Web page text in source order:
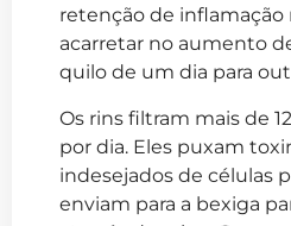
retenção de inflamação
acarretar no aumento
quilo de um dia para
Os rins filtram mais de
por dia. Eles puxam
indesejados de células
enviam para a bexiga